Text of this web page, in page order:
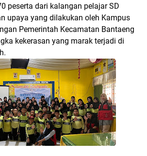
peserta dari kalangan pelajar SD
upaya yang dilakukan oleh Kampus
Pemerintah Kecamatan Bantaeng
kekerasan yang marak terjadi di